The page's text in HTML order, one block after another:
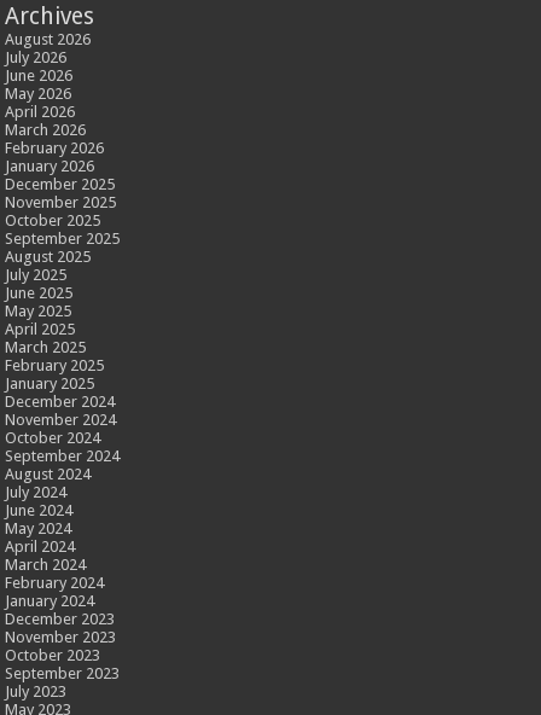
Archives
August 2026
July 2026
June 2026
May 2026
April 2026
March 2026
February 2026
January 2026
December 2025
November 2025
October 2025
September 2025
August 2025
July 2025
June 2025
May 2025
April 2025
March 2025
February 2025
January 2025
December 2024
November 2024
October 2024
September 2024
August 2024
July 2024
June 2024
May 2024
April 2024
March 2024
February 2024
January 2024
December 2023
November 2023
October 2023
September 2023
July 2023
May 2023